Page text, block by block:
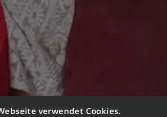
verwendet Cookies.